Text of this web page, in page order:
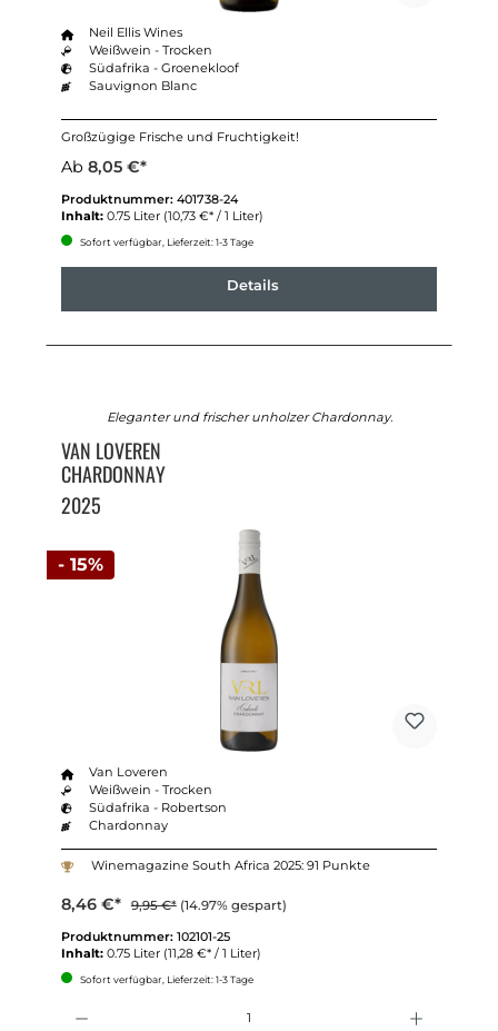
Neil Ellis Wines
Weißwein - Trocken
Südafrika - Groenekloof
Sauvignon Blanc
Großzügige Frische und Fruchtigkeit!
Ab 8,05 €*
Produktnummer: 401738-24
Inhalt: 0.75 Liter (10,73 €* / 1 Liter)
Sofort verfügbar, Lieferzeit: 1-3 Tage
Details
- 15%
Eleganter und frischer unholzer Chardonnay.
VAN LOVEREN
CHARDONNAY
2025
Van Loveren
Weißwein - Trocken
Südafrika - Robertson
Chardonnay
Winemagazine South Africa 2025: 91 Punkte
8,46 €* 9,95 €* (14.97% gespart)
Produktnummer: 102101-25
Inhalt: 0.75 Liter (11,28 €* / 1 Liter)
Sofort verfügbar, Lieferzeit: 1-3 Tage